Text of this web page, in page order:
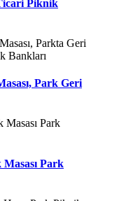
Piknik
Park Geri
Park